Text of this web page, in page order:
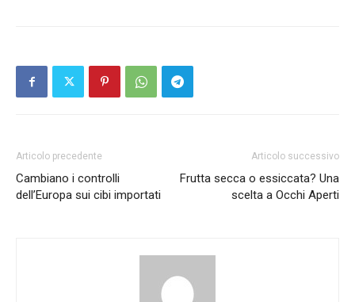
Articolo precedente
Cambiano i controlli
dell’Europa sui cibi importati
Articolo successivo
Frutta secca o essiccata? Una
scelta a Occhi Aperti